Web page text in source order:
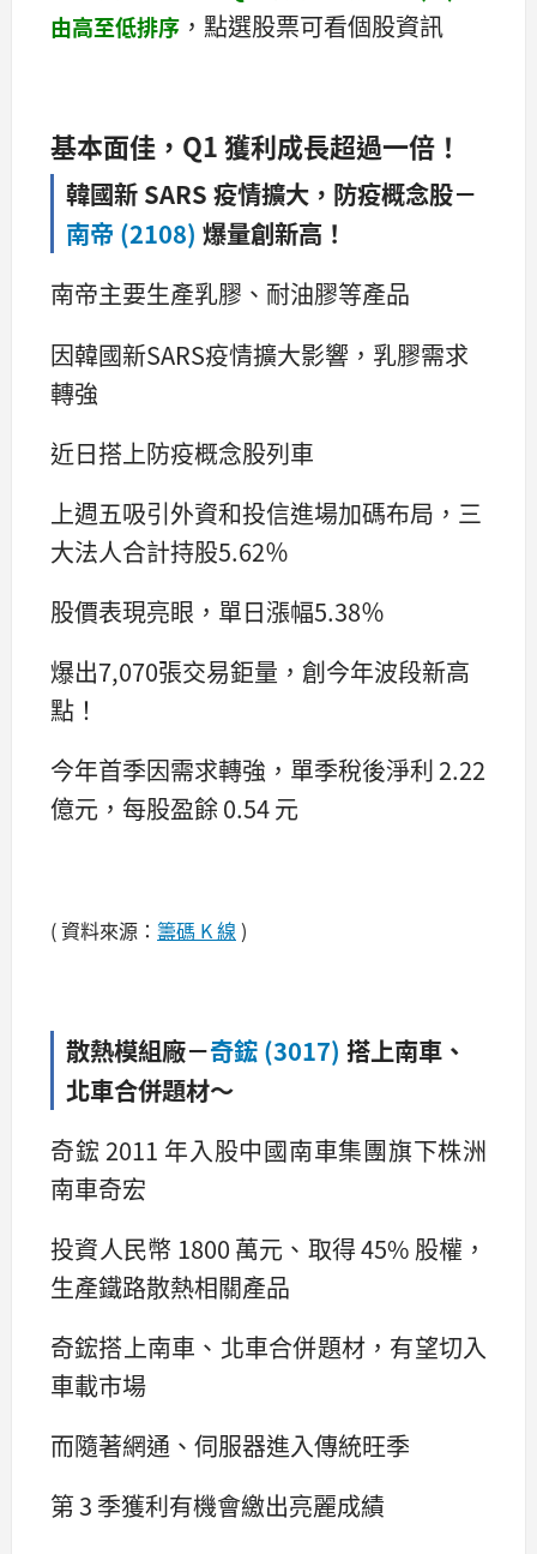
由高至低排序 ，點選股票可看個股資訊
基本面佳，Q1 獲利成長超過一倍！
韓國新 SARS 疫情擴大，防疫概念股－
南帝 (2108) 爆量創新高！
南帝主要生產乳膠、耐油膠等產品
因韓國新SARS疫情擴大影響，乳膠需求
轉強
近日搭上防疫概念股列車
上週五吸引外資和投信進場加碼布局，三
大法人合計持股5.62％
股價表現亮眼，單日漲幅5.38％
爆出7,070張交易鉅量，創今年波段新高
點！
今年首季因需求轉強，單季稅後淨利 2.22
億元，每股盈餘 0.54 元
( 資料來源： 籌碼 K 線 )
散熱模組廠－奇鋐 (3017) 搭上南車、
北車合併題材～
奇鋐 2011 年入股中國南車集團旗下株洲
南車奇宏
投資人民幣 1800 萬元、取得 45% 股權，
生產鐵路散熱相關產品
奇鋐搭上南車、北車合併題材，有望切入
車載市場
而隨著網通、伺服器進入傳統旺季
第 3 季獲利有機會繳出亮麗成績